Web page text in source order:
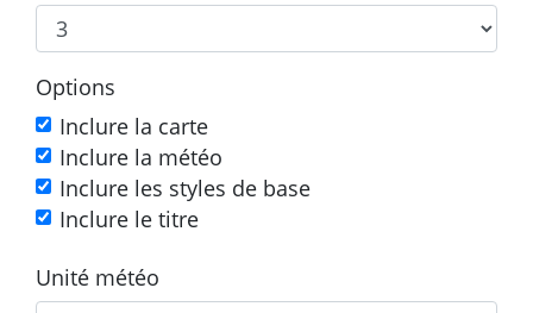
Options
Inclure la carte
Inclure la météo
Inclure les styles de base
Inclure le titre
Unité météo